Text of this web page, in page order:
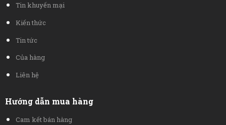
Tin khuyến mại
Kiến thức
Tin tức
Của hàng
Liên hệ
Hướng dẫn mua hàng
Cam kết bán hàng